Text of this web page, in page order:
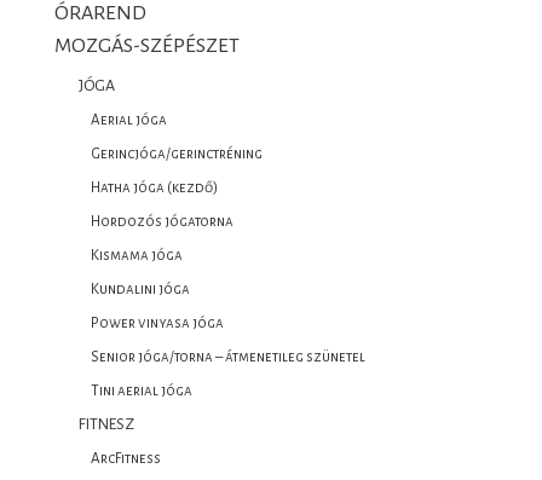
ÓRAREND
MOZGÁS-SZÉPÉSZET
JÓGA
Aerial jóga
Gerincjóga/gerinctréning
Hatha jóga (kezdő)
Hordozós jógatorna
Kismama jóga
Kundalini jóga
Power vinyasa jóga
Senior jóga/torna – átmenetileg szünetel
Tini aerial jóga
FITNESZ
ArcFitness